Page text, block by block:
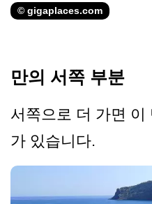
© gigaplaces.com
만의 서쪽 부분
서쪽으로 더 가면 이
가 있습니다.